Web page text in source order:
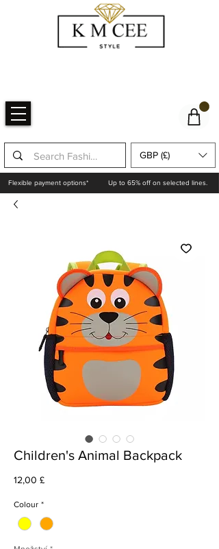
GBP (£)
Flexible payment options* Up to 65% off on selected lines.
Children's Animal Backpack
12,00 £Cena
Colour *